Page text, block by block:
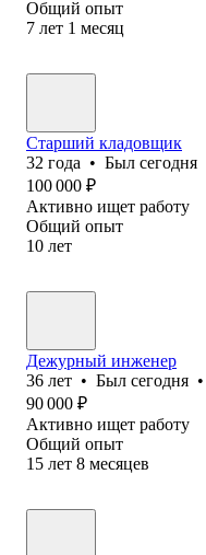
Общий опыт
7 лет 1 месяц
Старший кладовщик
32 года • Был сегодня
100 000 ₽
Активно ищет работу
Общий опыт
10 лет
Дежурный инженер
36 лет • Был сегодня •
90 000 ₽
Активно ищет работу
Общий опыт
15 лет 8 месяцев